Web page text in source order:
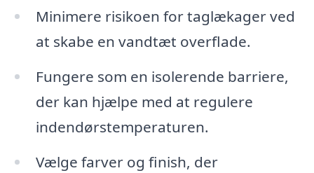
Minimere risikoen for taglækager ved
at skabe en vandtæt overflade.
Fungere som en isolerende barriere,
der kan hjælpe med at regulere
indendørstemperaturen.
Vælge farver og finish, der